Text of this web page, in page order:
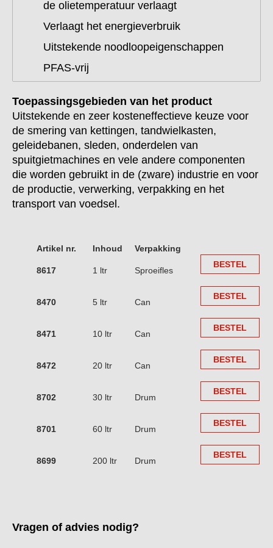
de olietemperatuur verlaagt
Verlaagt het energieverbruik
Uitstekende noodloopeigenschappen
PFAS-vrij
Toepassingsgebieden van het product
Uitstekende en zeer kosteneffectieve keuze voor
de smering van kettingen, tandwielkasten,
geleidebanen, sleden, onderdelen van
spuitgietmachines en vele andere componenten
die worden gebruikt in de (zware) industrie en voor
de productie, verwerking, verpakking en het
transport van voedsel.
Artikel nr. Inhoud Verpakking
8617 1 ltr Sproeifles
BESTEL
8470 5 ltr Can
BESTEL
8471 10 ltr Can
BESTEL
8472 20 ltr Can
BESTEL
8702 30 ltr Drum
BESTEL
8701 60 ltr Drum
BESTEL
8699 200 ltr Drum
BESTEL
Vragen of advies nodig?